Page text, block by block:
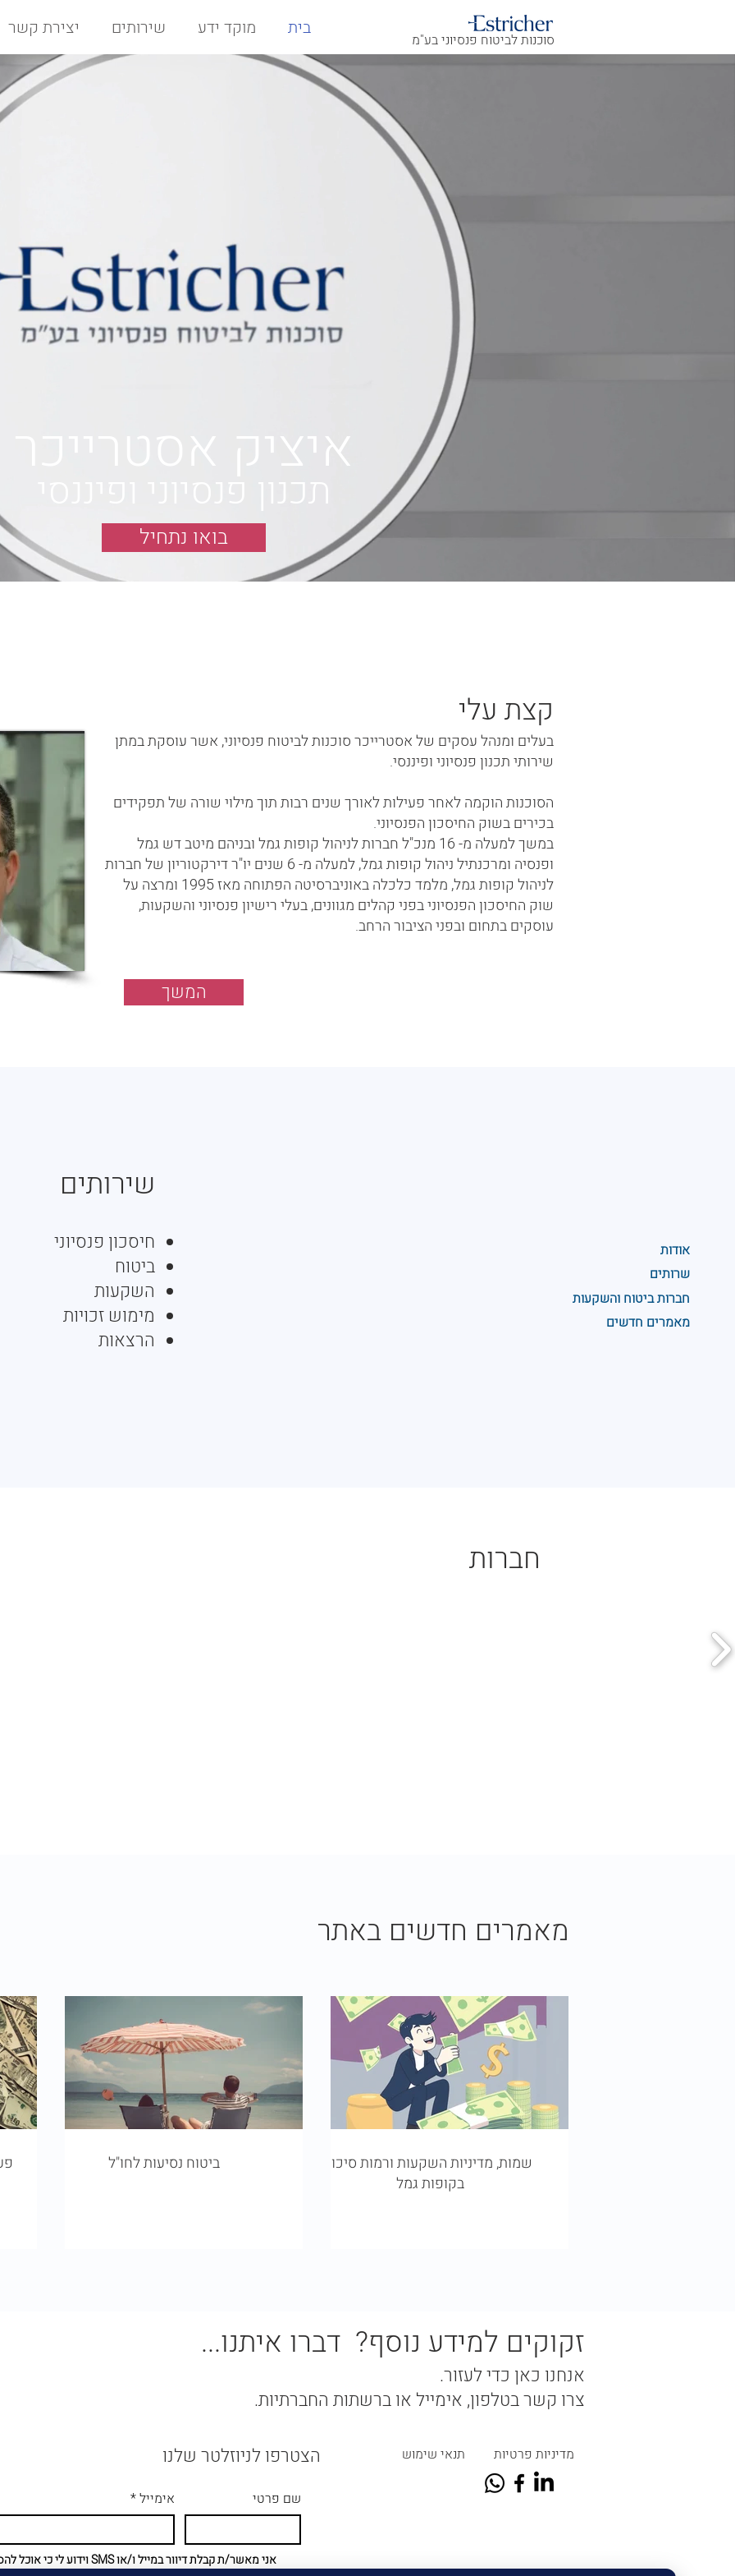
בית מוקד ידע שירותים יצירת קשר
סוכנות לביטוח פנסיוני בע"מ
אודות
שרותים
חברות ביטוח והשקעות
מאמרים חדשים
איציק אסטרייכר
תכנון פנסיוני ופיננסי
בואו נתחיל
קצת עלי
בעלים ומנהל עסקים של אסטרייכר סוכנות לביטוח פנסיוני, אשר עוסקת במתן
שירותי תכנון פנסיוני ופיננסי.
הסוכנות הוקמה לאחר פעילות לאורך שנים רבות תוך מילוי שורה של תפקידים
בכירים בשוק החיסכון הפנסיוני.
במשך למעלה מ- 16 מנכ"ל חברות לניהול קופות גמל ובניהם מיטב דש גמל
ופנסיה ומרכנתיל ניהול קופות גמל, למעלה מ- 6 שנים יו"ר דירקטוריון של חברות
לניהול קופות גמל, מלמד כלכלה באוניברסיטה הפתוחה מאז 1995 ומרצה על
שוק החיסכון הפנסיוני בפני קהלים מגוונים, בעלי רישיון פנסיוני והשקעות,
עוסקים בתחום ובפני הציבור הרחב.
המשך
שירותים
חיסכון פנסיוני
ביטוח
השקעות
מימוש זכויות
הרצאות
חברות
מאמרים חדשים באתר
שמות, מדיניות השקעות ורמות סיכון
בקופות גמל
ביטוח נסיעות לחו"ל
זקוקים למידע נוסף? דברו איתנו...
אנחנו כאן כדי לעזור.
צרו קשר בטלפון, אימייל או ברשתות החברתיות.
הצטרפו לניוזלטר שלנו תנאי שימוש מדיניות פרטיות
שם פרטי אימייל*